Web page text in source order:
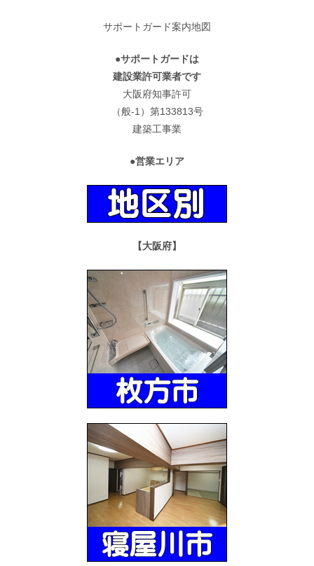
サポートガード案内地図
●サポートガードは
建設業許可業者です
大阪府知事許可
（般-1）第133813号
建築工事業
●営業エリア
【大阪府】